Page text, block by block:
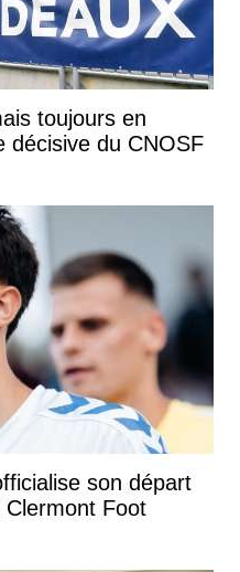
toujours en
décisive du CNOSF
son départ
Foot